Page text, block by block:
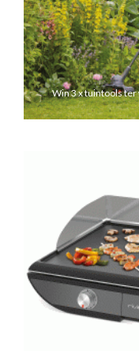
Win 3 x tuintools ter